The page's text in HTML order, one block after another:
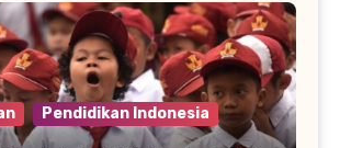
Pendidikan Indonesia